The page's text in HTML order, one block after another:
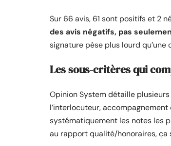
Sur 66 avis, 61 sont positifs et 2
des avis négatifs, pas
signature pèse plus lourd qu’une
Les sous-critères qui
Opinion System détaille
l’interlocuteur,
systématiquement les notes les
au rapport qualité/honoraires,